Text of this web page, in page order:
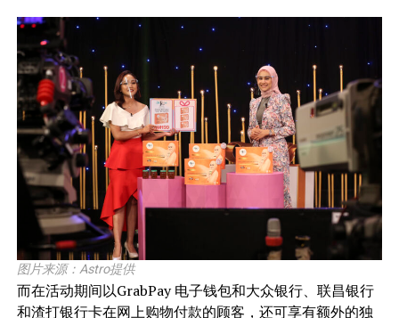
图片来源：Astro提供
而在活动期间以GrabPay 电子钱包和大众银行、联昌银行
和渣打银行卡在网上购物付款的顾客，还可享有额外的独